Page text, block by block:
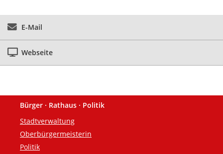
E-Mail
Webseite
Fußzeile
Bürger · Rathaus · Politik
Stadtverwaltung
Oberbürgermeisterin
Politik